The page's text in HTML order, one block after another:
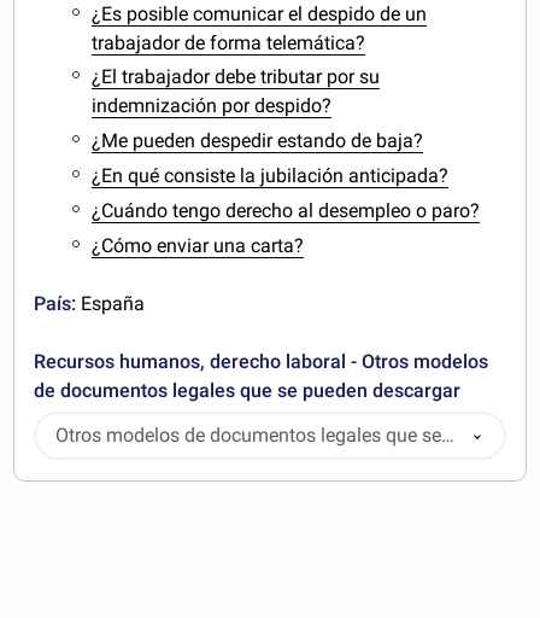
¿Es posible comunicar el despido de un
trabajador de forma telemática?
¿El trabajador debe tributar por su
indemnización por despido?
¿Me pueden despedir estando de baja?
¿En qué consiste la jubilación anticipada?
¿Cuándo tengo derecho al desempleo o paro?
¿Cómo enviar una carta?
País: España
Recursos humanos, derecho laboral - Otros modelos
de documentos legales que se pueden descargar
Otros modelos de documentos legales que se
pueden descargar